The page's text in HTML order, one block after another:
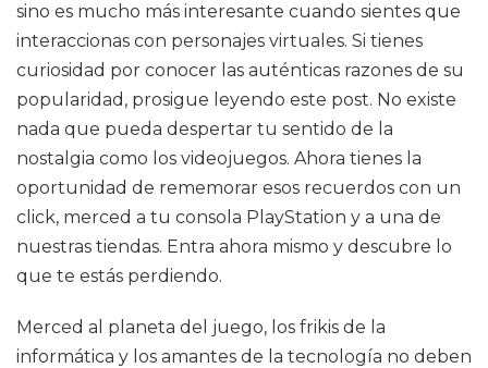
sino es mucho más interesante cuando sientes que
interaccionas con personajes virtuales. Si tienes
curiosidad por conocer las auténticas razones de su
popularidad, prosigue leyendo este post. No existe
nada que pueda despertar tu sentido de la
nostalgia como los videojuegos. Ahora tienes la
oportunidad de rememorar esos recuerdos con un
click, merced a tu consola PlayStation y a una de
nuestras tiendas. Entra ahora mismo y descubre lo
que te estás perdiendo.
Merced al planeta del juego, los frikis de la
informática y los amantes de la tecnología no deben